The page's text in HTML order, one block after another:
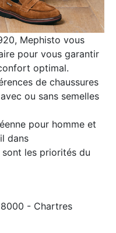
Mephisto vous
pour vous garantir
optimal.
de chaussures
ou sans semelles
pour homme et
dans
sont les priorités du
- Chartres